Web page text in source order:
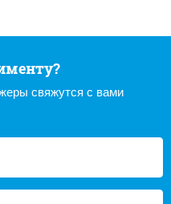
свяжутся с вами